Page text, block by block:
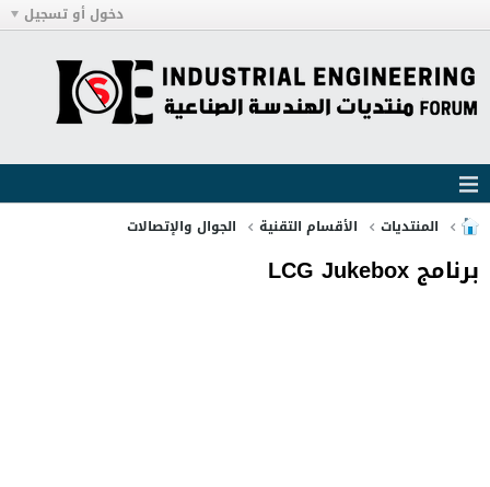
دخول أو تسجيل
المنتديات الأقسام التقنية الجوال والإتصالات
برنامج LCG Jukebox